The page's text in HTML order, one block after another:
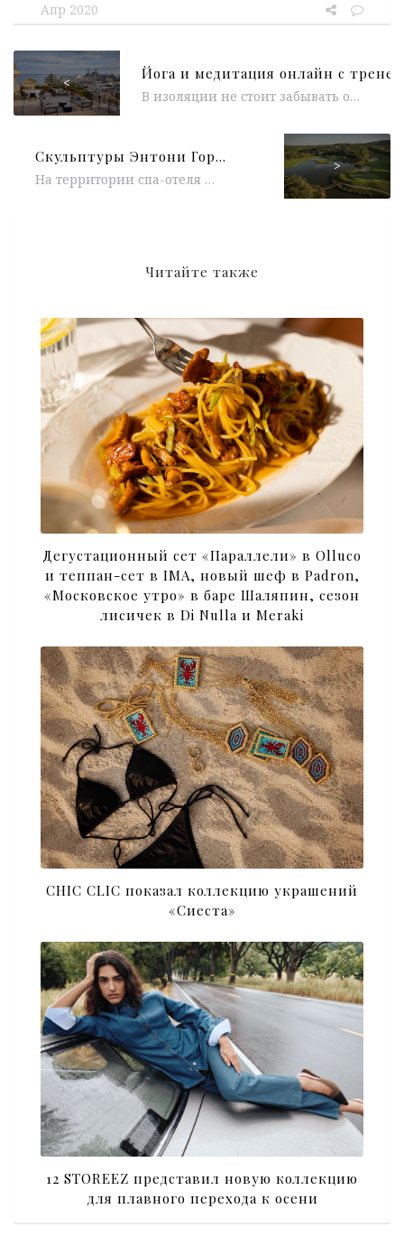
Апр 2020
<
В изоляции не стоит забывать о здоровых привычках, спорте, медитации и ментальном здоровье. По такому случаю ежедневно в 11.30 по московскому...
Cкульптуры Энтони Гормли и Тамары Квеситадзе в Terre Blanche Hotel Spa Golf Resort
На территории спа-отеля Terre Blanche Hotel Spa Golf Resort, площадь которого составляет больше 3 000 кв.м., собрана коллекция работ выдающихся...
>
Читайте также
Дегустационный сет «Параллели» в Olluco
и теппан-сет в IMA, новый шеф в Padron,
«Московское утро» в баре Шаляпин, сезон
лисичек в Di Nulla и Meraki
CHIC CLIC показал коллекцию украшений
«Сиеста»
12 STOREEZ представил новую коллекцию
для плавного перехода к осени